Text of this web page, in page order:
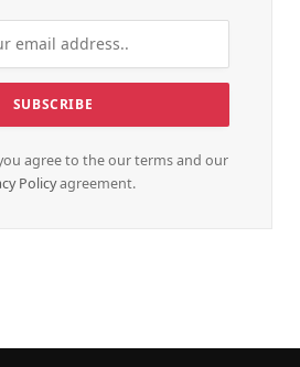
agree to the our terms and our
Policyagreement.